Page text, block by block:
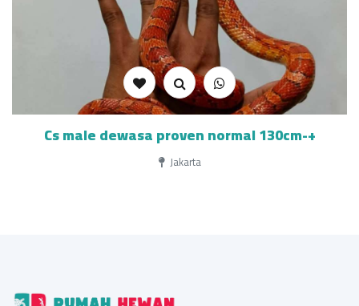
Cs male dewasa proven normal 130cm-+
Jakarta